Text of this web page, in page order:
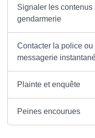
Signaler les
gendarmerie
Contacter la police
messagerie
Plainte et enquête
Peines encourues